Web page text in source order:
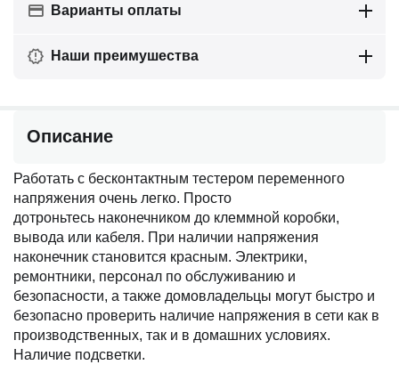
Варианты оплаты
Наши преимушества
Описание
Работать с бесконтактным тестером переменного
напряжения очень легко. Просто
дотроньтесь наконечником до клеммной коробки,
вывода или кабеля. При наличии напряжения
наконечник становится красным. Электрики,
ремонтники, персонал по обслуживанию и
безопасности, а также домовладельцы могут быстро и
безопасно проверить наличие напряжения в сети как в
производственных, так и в домашних условиях.
Наличие подсветки.